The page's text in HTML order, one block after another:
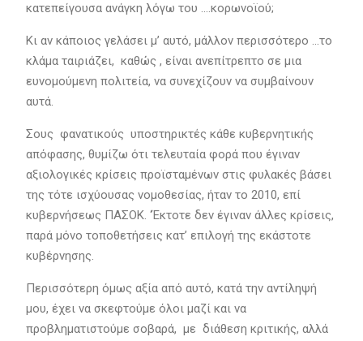
κατεπείγουσα ανάγκη λόγω του ….κορωνοϊού;
Κι αν κάποιος γελάσει μ’ αυτό, μάλλον περισσότερο …το
κλάμα ταιριάζει, καθώς , είναι ανεπίτρεπτο σε μια
ευνομούμενη πολιτεία, να συνεχίζουν να συμβαίνουν
αυτά.
Σους φανατικούς υποστηρικτές κάθε κυβερνητικής
απόφασης, θυμίζω ότι τελευταία φορά που έγιναν
αξιολογικές κρίσεις προϊσταμένων στις φυλακές βάσει
της τότε ισχύουσας νομοθεσίας, ήταν το 2010, επί
κυβερνήσεως ΠΑΣΟΚ. ‘Έκτοτε δεν έγιναν άλλες κρίσεις,
παρά μόνο τοποθετήσεις κατ’ επιλογή της εκάστοτε
κυβέρνησης.
Περισσότερη όμως αξία από αυτό, κατά την αντίληψή
μου, έχει να σκεφτούμε όλοι μαζί και να
προβληματιστούμε σοβαρά, με διάθεση κριτικής, αλλά